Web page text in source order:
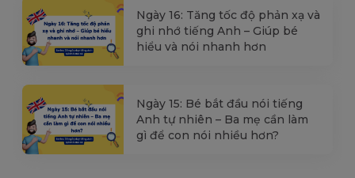
Ngày 16: Tăng tốc độ phản xạ và
ghi nhớ tiếng Anh – Giúp bé
hiểu và nói nhanh hơn
Ngày 15: Bé bắt đầu nói tiếng
Anh tự nhiên – Ba mẹ cần làm
gì để con nói nhiều hơn?